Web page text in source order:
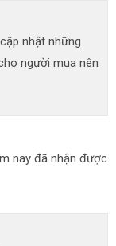
nhật những
người mua nên
nay đã nhận được